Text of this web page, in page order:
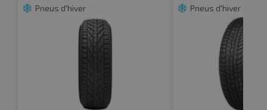
Pneus d'hiver Pneus d'hiver